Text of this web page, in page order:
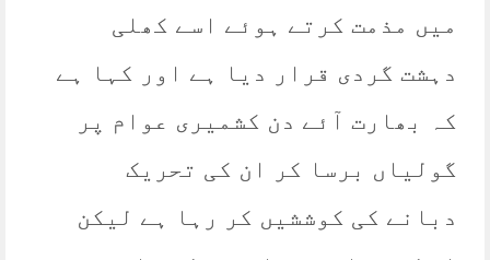
میں مذمت کرتے ہوئے اسے کھلی
دہشت گردی قرار دیا ہے اور کہا ہے
کہ بھارت آئے دن کشمیری عوام پر
گولیاں برسا کر ان کی تحریک
دبانے کی کوششیں کر رہا ہے لیکن